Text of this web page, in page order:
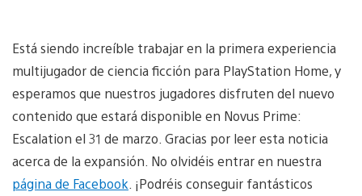
Está siendo increíble trabajar en la primera experiencia
multijugador de ciencia ficción para PlayStation Home, y
esperamos que nuestros jugadores disfruten del nuevo
contenido que estará disponible en Novus Prime:
Escalation el 31 de marzo. Gracias por leer esta noticia
acerca de la expansión. No olvidéis entrar en nuestra
página de Facebook . ¡Podréis conseguir fantásticos